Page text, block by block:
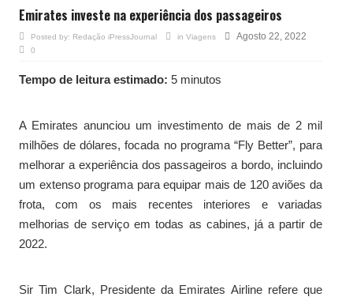
Emirates investe na experiência dos passageiros
Posted by: Redação iPressJournal in Viagens Agosto 22, 2022
0
Tempo de leitura estimado: 5 minutos
A Emirates anunciou um investimento de mais de 2 mil
milhões de dólares, focada no programa “Fly Better”, para
melhorar a experiência dos passageiros a bordo, incluindo
um extenso programa para equipar mais de 120 aviões da
frota, com os mais recentes interiores e variadas
melhorias de serviço em todas as cabines, já a partir de
2022.
Sir Tim Clark, Presidente da Emirates Airline refere que